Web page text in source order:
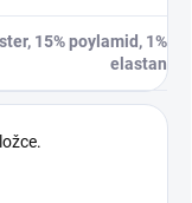
15% poylamid, 1%
elastan